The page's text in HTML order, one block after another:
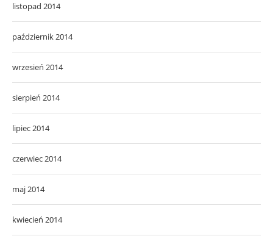
listopad 2014
październik 2014
wrzesień 2014
sierpień 2014
lipiec 2014
czerwiec 2014
maj 2014
kwiecień 2014